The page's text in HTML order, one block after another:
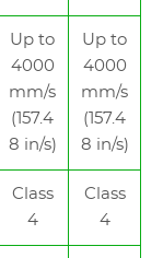
Up to
4000
mm/s
(157.4
8 in/s)
Up to
4000
mm/s
(157.4
8 in/s)
Class
4
Class
4